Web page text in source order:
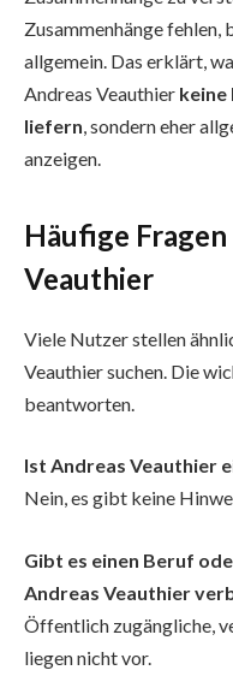
Zusammenhänge
allgemein. Das erklärt,
Andreas Veauthier
liefern, sondern eher
anzeigen.
Häufige
Veauthier
Viele Nutzer stellen
Veauthier suchen. Die
beantworten.
Ist Andreas Veauthier
Nein, es gibt keine
Gibt es einen Beruf
Andreas Veauthier
Öffentlich zugängliche,
liegen nicht vor.